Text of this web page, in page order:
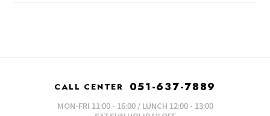
CALL CENTER 051-637-7889
MON-FRI 11:00 - 16:00 / LUNCH 12:00 - 13:00